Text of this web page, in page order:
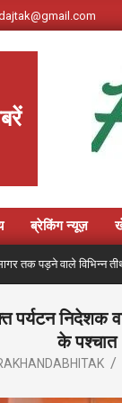
ब्रेकिंग न्यूज़
विभिन्न तीर्थो का
निदेशक
के पश्चात